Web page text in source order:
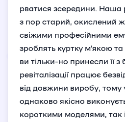
рватися зсередини. Наша
з пор старий, окислений
свіжими професійними
зроблять куртку м’якою
ви тільки-но принесли її
ревіталізації працює
від довжини виробу,
однаково якісно
короткими моделями, так і